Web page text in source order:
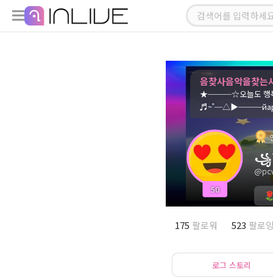
음찾사음악을찾는
★───☆오늘도 행
50
175 팔로워 523 팔로잉
로그 스토리